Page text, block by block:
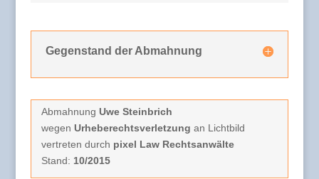
Gegenstand der Abmahnung
Abmahnung Uwe Steinbrich
wegen Urheberechtsverletzung an Lichtbild
vertreten durch pixel Law Rechtsanwälte
Stand: 10/2015